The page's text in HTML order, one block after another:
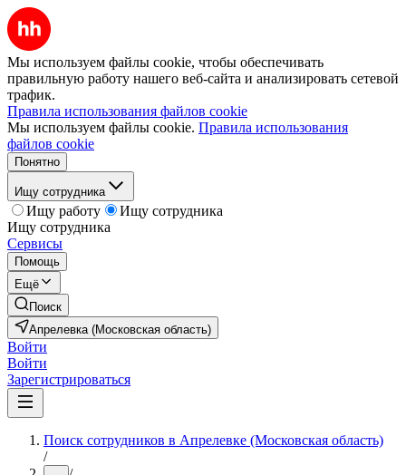
Мы используем файлы cookie, чтобы обеспечивать
правильную работу нашего веб-сайта и анализировать сетевой
трафик.
Правила использования файлов cookie
Мы используем файлы cookie. Правила использования
файлов cookie
Понятно
Ищу сотрудника
Ищу работу
Ищу сотрудника
Ищу сотрудника
Сервисы
Помощь
Ещё
Поиск
Апрелевка (Московская область)
Войти
Войти
Зарегистрироваться
Поиск сотрудников в Апрелевке (Московская область)
/